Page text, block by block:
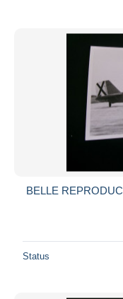
BELLE
Status